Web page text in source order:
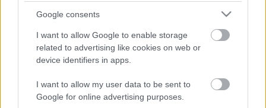
Google consents
I want to allow Google to enable storage
related to advertising like cookies on web or
device identifiers in apps.
I want to allow my user data to be sent to
Google for online advertising purposes.
Posible alineación: Bono – Montiel, Fernando, Gudelj,
Ocampos, Rafa Mir.